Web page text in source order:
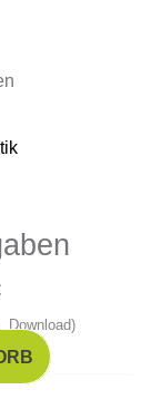
Preis
30,00 €.
Download)